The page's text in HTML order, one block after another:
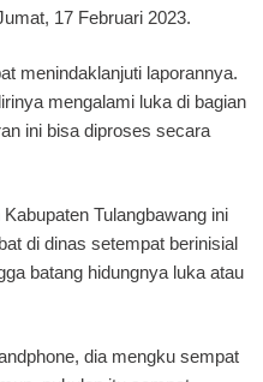
17 Februari 2023.
menindaklanjuti laporannya.
mengalami luka di bagian
ini bisa diproses secara
Tulangbawang ini
di dinas setempat berinisial
batang hidungnya luka atau
dia mengku sempat